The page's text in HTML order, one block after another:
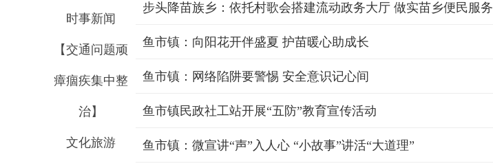
时事新闻
【交通问题顽
瘴痼疾集中整
治】
文化旅游
步头降苗族乡：依托村歌会搭建流动政务大厅 做实苗乡便民服务
鱼市镇：向阳花开伴盛夏 护苗暖心助成长
鱼市镇：网络陷阱要警惕 安全意识记心间
鱼市镇民政社工站开展“五防”教育宣传活动
鱼市镇：微宣讲“声”入人心 “小故事”讲活“大道理”